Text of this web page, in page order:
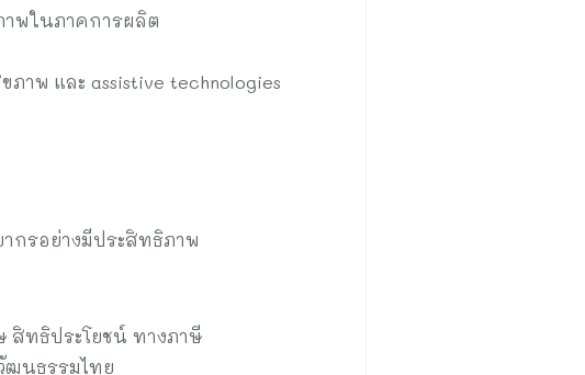
าพในภาคการผลิต
าพ และ assistive technologies
กรอย่างมีประสิทธิภาพ
สิทธิประโยชน์ ทางภาษี
ฒนธรรมไทย